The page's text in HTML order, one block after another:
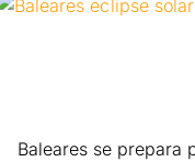
Baleares se prepara